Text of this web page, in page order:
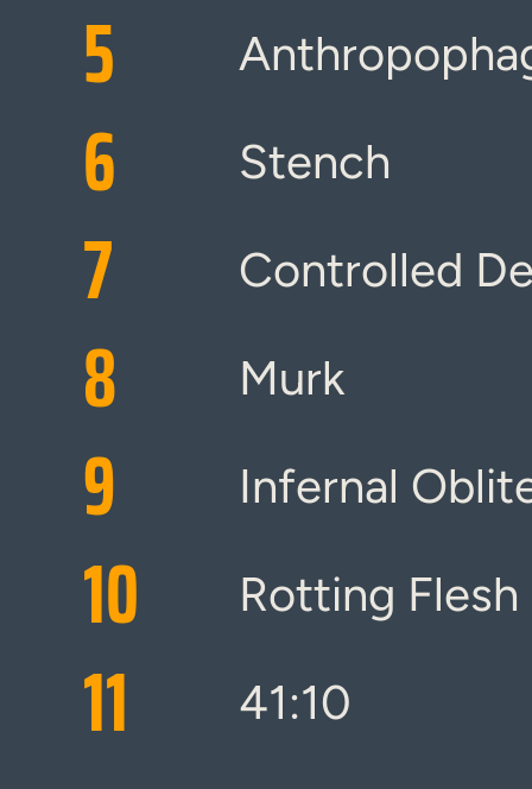
5
6 Stench
7 Controlled
8 Murk
9 Infernal
10 Rotting Flesh
11 41:10